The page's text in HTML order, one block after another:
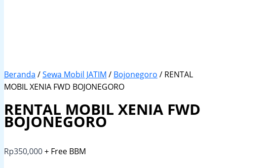
Beranda /Sewa Mobil JATIM / Bojonegoro / RENTAL
MOBIL XENIA FWD BOJONEGORO
RENTAL MOBIL XENIA FWD
BOJONEGORO
Rp350,000+ Free BBM